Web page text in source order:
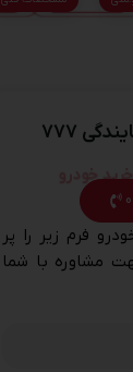
۷۷۷
خودرو
فرم زیر را پر
مشاوره با شما